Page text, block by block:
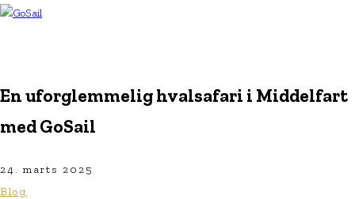
En uforglemmelig hvalsafari i Middelfart
med GoSail
24. marts 2025
Blog